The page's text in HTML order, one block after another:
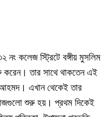
কলেজ স্ট্রিটে বঙ্গীয় মুসলিম
করেন। তার সাথে থাকতেন এই
এখান থেকেই তার
শুরু হয়। প্রথম দিকেই